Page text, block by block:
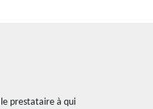
prestataire à qui